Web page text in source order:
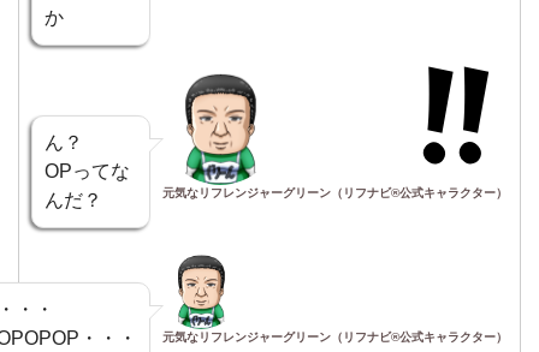
か
ん？
OPってな
んだ？
元気なリフレンジャーグリーン（リフナビ®公式キャラクター）
・・
・・・
元気なリフレンジャーグリーン（リフナビ®公式キャラクター）